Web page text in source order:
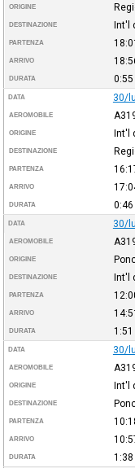
ORIGINE
DESTINAZIONE Int'l
PARTENZA
ARRIVO
DURATA 0:55
DATA 30/
AEROMOBILE
ORIGINE Int'l
DESTINAZIONE
PARTENZA
ARRIVO
DURATA 0:46
DATA 30/
AEROMOBILE
ORIGINE
DESTINAZIONE Int'l
PARTENZA
ARRIVO
DURATA 1:51
DATA 30/
AEROMOBILE
ORIGINE Int'l
DESTINAZIONE
PARTENZA
ARRIVO
DURATA 1:38